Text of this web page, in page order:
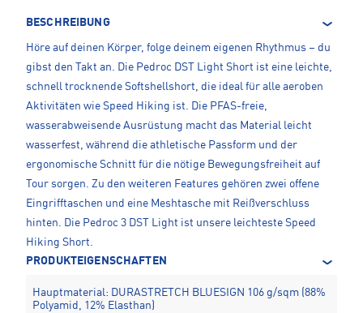
BESCHREIBUNG
Höre auf deinen Körper, folge deinem eigenen Rhythmus – du
gibst den Takt an. Die Pedroc DST Light Short ist eine leichte,
schnell trocknende Softshellshort, die ideal für alle aeroben
Aktivitäten wie Speed Hiking ist. Die PFAS-freie,
wasserabweisende Ausrüstung macht das Material leicht
wasserfest, während die athletische Passform und der
ergonomische Schnitt für die nötige Bewegungsfreiheit auf
Tour sorgen. Zu den weiteren Features gehören zwei offene
Eingrifftaschen und eine Meshtasche mit Reißverschluss
hinten. Die Pedroc 3 DST Light ist unsere leichteste Speed
Hiking Short.
PRODUKTEIGENSCHAFTEN
Hauptmaterial: DURASTRETCH BLUESIGN 106 g/sqm (88%
Polyamid, 12% Elasthan)